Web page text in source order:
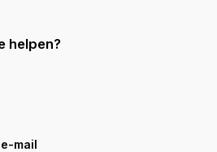
helpen?
mail